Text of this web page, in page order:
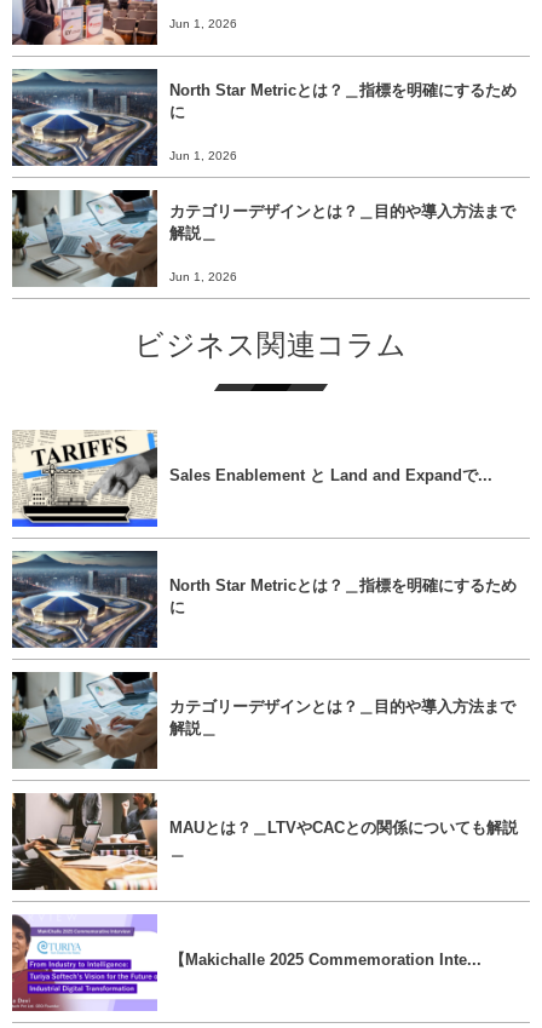
Jun 1, 2026
North Star Metricとは？＿指標を明確にするため
に
Jun 1, 2026
カテゴリーデザインとは？＿目的や導入方法まで
解説＿
Jun 1, 2026
ビジネス関連コラム
Sales Enablement と Land and Expandで...
North Star Metricとは？＿指標を明確にするため
に
カテゴリーデザインとは？＿目的や導入方法まで
解説＿
MAUとは？＿LTVやCACとの関係についても解説
【Makichalle 2025 Commemoration Inte...